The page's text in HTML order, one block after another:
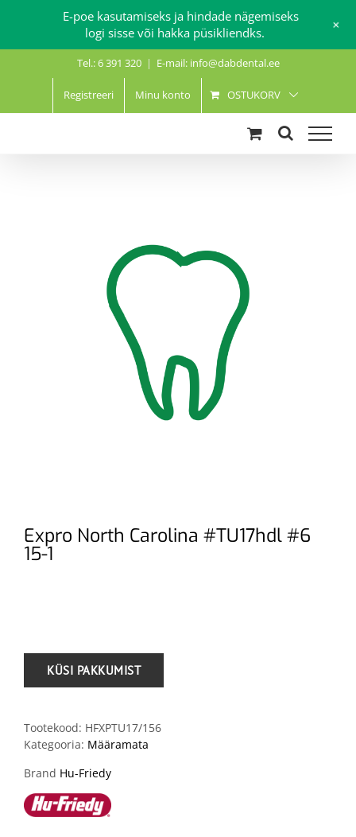
Tel.: 6 391 320 | E-mail: info@dabdental.ee
Registreeri Minu konto OSTUKORV
Expro North Carolina #TU17hdl #6
15-1
Tootekood: HFXPTU17/156
Kategooria: Määramata
Brand Hu-Friedy
E-poe kasutamiseks ja hindade nägemiseks
logi sisse või hakka püsikliendks.
+